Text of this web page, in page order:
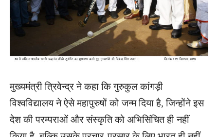
मुख्यमंत्री त्रिवेन्द्र ने कहा कि गुरुकुल कांगड़ी
विश्वविद्यालय ने ऐसे महापुरुषों को जन्म दिया है, जिन्होंने इस
देश की परम्पराओं और संस्कृति को अभिसिंचित ही नहीं